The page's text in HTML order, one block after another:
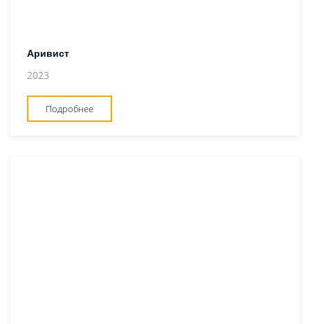
Аривист
2023
Подробнее